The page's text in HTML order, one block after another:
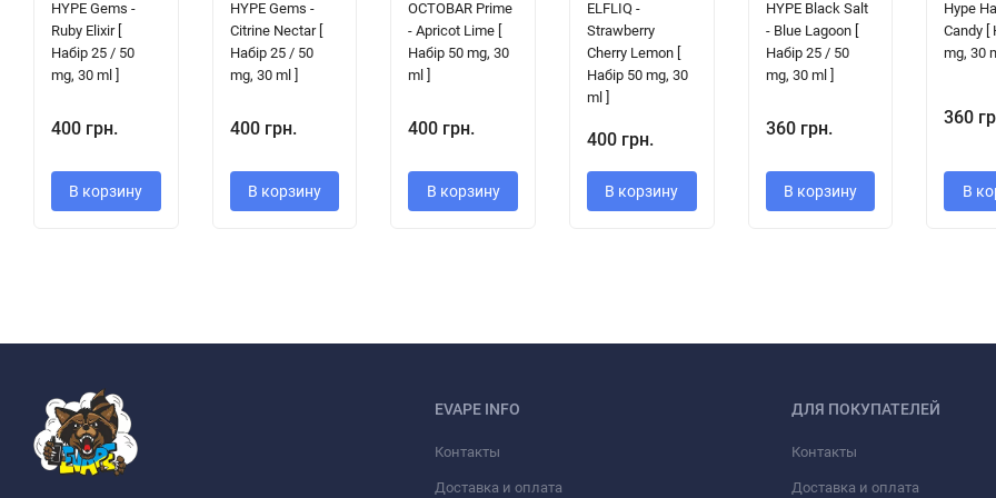
HYPE Gems -
Ruby Elixir [
Набір 25 / 50
mg, 30 ml ]
400 грн.
В корзину
HYPE Gems -
Citrine Nectar [
Набір 25 / 50
mg, 30 ml ]
400 грн.
В корзину
OCTOBAR Prime
- Apricot Lime [
Набір 50 mg, 30
ml ]
400 грн.
В корзину
ELFLIQ -
Strawberry
Cherry Lemon [
Набір 50 mg, 30
ml ]
400 грн.
В корзину
HYPE Black Salt
- Blue Lagoon [
Набір 25 / 50
mg, 30 ml ]
360 грн.
В корзину
Hype
Candy [
mg, 30
360
В
EVAPE INFO
Контакты
Доставка и оплата
ДЛЯ ПОКУПАТЕЛЕЙ
Контакты
Доставка и оплата